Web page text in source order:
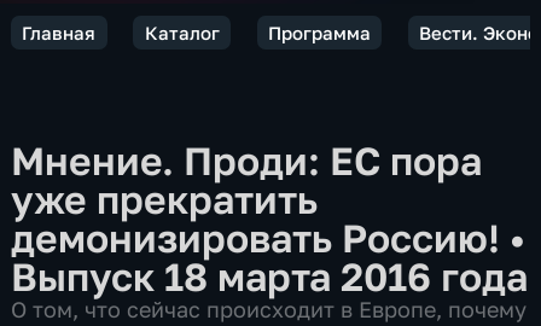
Главная Каталог Программа Вести.
Мнение. Проди: ЕС пора
уже прекратить
демонизировать Россию! •
Выпуск 18 марта 2016 года
О том, что сейчас происходит в Европе, почему